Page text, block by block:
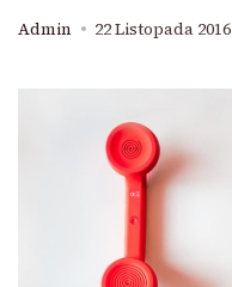
Admin 22 Listopada 2016